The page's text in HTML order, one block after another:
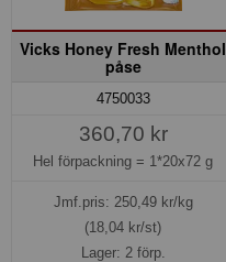
Vicks Honey Fresh Menthol
påse
4750033
360,70 kr
Hel förpackning = 1*20x72 g
Jmf.pris: 250,49kr/kg
(18,04 kr/st)
Lager: 2 förp.